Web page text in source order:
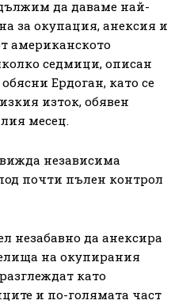
да даваме най-
за окупация, анексия и
американското
седмици, описан
Ердоган, като се
изток, обявен
месец.
независима
почти пълен контрол
незабавно да анексира
на окупирания
като
и по-голямата част